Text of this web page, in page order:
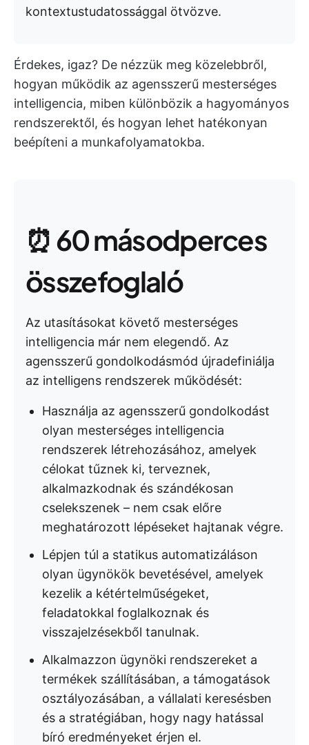
kontextustudatossággal ötvözve.
Érdekes, igaz? De nézzük meg közelebbről,
hogyan működik az agensszerű mesterséges
intelligencia, miben különbözik a hagyományos
rendszerektől, és hogyan lehet hatékonyan
beépíteni a munkafolyamatokba.
⏰ 60 másodperces
összefoglaló
Az utasításokat követő mesterséges
intelligencia már nem elegendő. Az
agensszerű gondolkodásmód újradefiniálja
az intelligens rendszerek működését:
Használja az agensszerű gondolkodást
olyan mesterséges intelligencia
rendszerek létrehozásához, amelyek
célokat tűznek ki, terveznek,
alkalmazkodnak és szándékosan
cselekszenek – nem csak előre
meghatározott lépéseket hajtanak végre.
Lépjen túl a statikus automatizáláson
olyan ügynökök bevetésével, amelyek
kezelik a kétértelműségeket,
feladatokkal foglalkoznak és
visszajelzésekből tanulnak.
Alkalmazzon ügynöki rendszereket a
termékek szállításában, a támogatások
osztályozásában, a vállalati keresésben
és a stratégiában, hogy nagy hatással
bíró eredményeket érjen el.